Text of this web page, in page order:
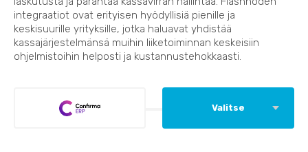
integraatiot ovat erityisen hyödyllisiä pienille ja
keskisuurille yrityksille, jotka haluavat yhdistää
kassajärjestelmänsä muihin liiketoiminnan keskeisiin
ohjelmistoihin helposti ja kustannustehokkaasti.
Valitse